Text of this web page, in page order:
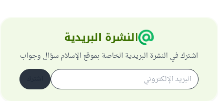
النشرة البريدية
اشترك في النشرة البريدية الخاصة بموقع الإسلام سؤال وجواب